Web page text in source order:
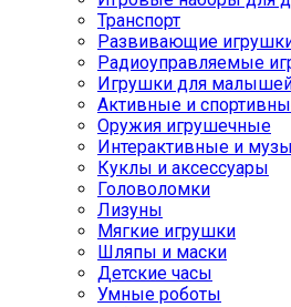
Транспорт
Развивающие
Радиоуправляемые
Игрушки для
Активные и
Оружия игрушечные
Интерактивные и
Куклы и аксессуары
Головоломки
Лизуны
Мягкие игрушки
Шляпы и маски
Детские часы
Умные роботы